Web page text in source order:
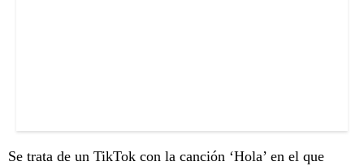
Se trata de un TikTok con la canción ‘Hola’ en el que